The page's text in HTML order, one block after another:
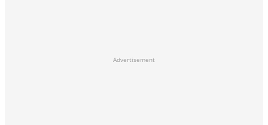
Advertisement